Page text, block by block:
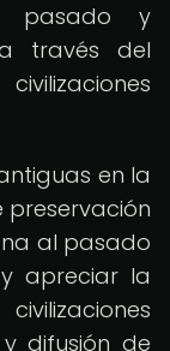
pasado y
través del
en la
al pasado
apreciar la
difusión de